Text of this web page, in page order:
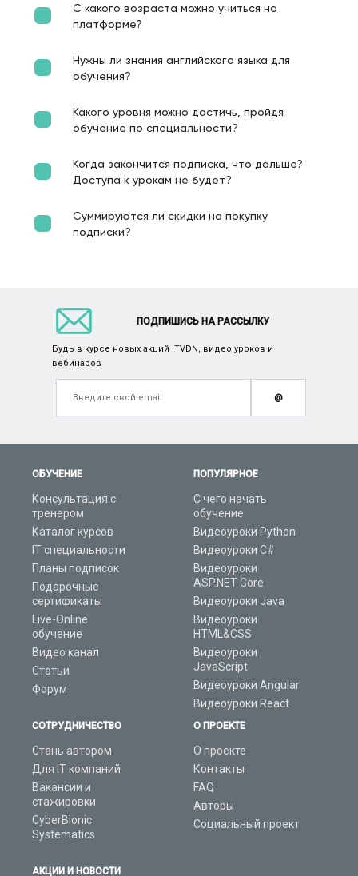
С какого возраста можно учиться на
платформе?
Нужны ли знания английского языка для
обучения?
Какого уровня можно достичь, пройдя
обучение по специальности?
Когда закончится подписка, что дальше?
Доступа к урокам не будет?
Суммируются ли скидки на покупку
подписки?
ОБУЧЕНИЕ
Консультация с
тренером
Каталог курсов
IT специальности
Планы подписок
Подарочные
сертификаты
Live-Online
обучение
Видео канал
Статьи
Форум
ПОПУЛЯРНОЕ
С чего начать
обучение
Видеоуроки Python
Видеоуроки C#
Видеоуроки
ASP.NET Core
Видеоуроки Java
Видеоуроки
HTML&CSS
Видеоуроки
JavaScript
Видеоуроки Angular
Видеоуроки React
СОТРУДНИЧЕСТВО
Стань автором
Для IT компаний
Вакансии и
стажировки
CyberBionic
Systematics
АКЦИИ И НОВОСТИ
О ПРОЕКТЕ
О проекте
Контакты
FAQ
Авторы
Социальный проект
ПОДПИШИСЬ НА РАССЫЛКУ
Будь в курсе новых акций ITVDN, видео уроков и
вебинаров
@